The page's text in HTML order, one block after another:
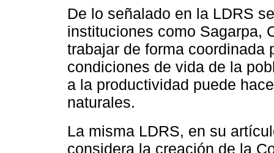
De lo señalado en la LDRS
instituciones como Sagarpa,
trabajar de forma coordinada
condiciones de vida de la
a la productividad puede
naturales.
La misma LDRS, en su
considera la creación de la